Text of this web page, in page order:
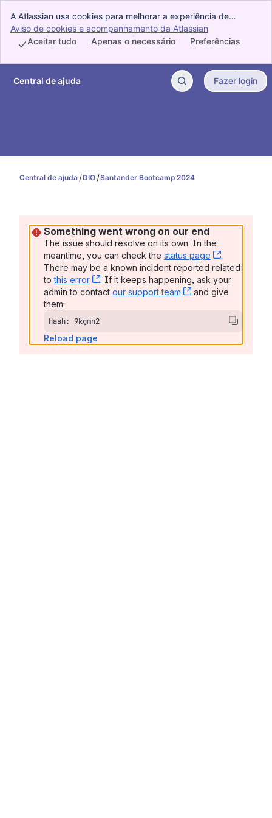
A Atlassian usa cookies para melhorar a experiência de
navegação, analisar dados, fazer pesquisas e veicular
publicidade. Aceite todos os cookies para indicar que você
Aviso de cookies e acompanhamento da Atlassian
Preferências
Apenas o necessário
Aceitar tudo
Ir para o conteúdo principal
Central de ajuda Fazer login
Central de ajuda DIO Santander Bootcamp 2024